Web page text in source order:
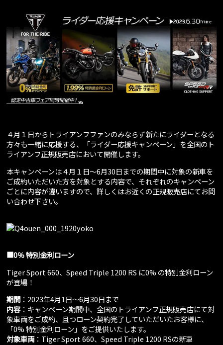
４月１日からトライアンフファンのみならず新たにライダーとなる
方々も一緒に応援する、「ライダー応援キャンペーン」を全国のト
ライアンフ正規販売店において開催します。
本キャンペーンは４月１日～6月30日までの期間中に対象の新車を
ご成約いただいた方を対象とする内容で、それぞれのキャンペーン
ごとに内容が違いますので、詳しくはお近くの正規販売店にてお問
い合わせ下さい。
■0％ 特別金利ローン
Tiger Sport 660、Speed Triple 1200 RS に0% の特別金利ローン
が登場！
期間 ：2023年4月1日～6月30日まで
内容：キャンペーン期間中、全国のトライアンフ正規販売店にて対
象車両をご成約、且つローン契約完了していただいたお客様に、
「0% 特別金利ローン」をご提供いたします。
対象車両：Tiger Sport 660、Speed Triple 1200 RSの新車